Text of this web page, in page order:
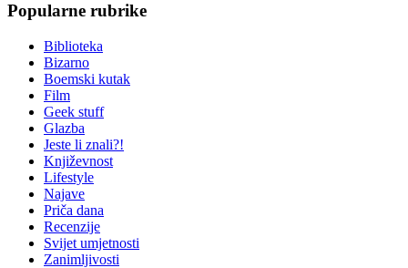
Popularne rubrike
Biblioteka
Bizarno
Boemski kutak
Film
Geek stuff
Glazba
Jeste li znali?!
Književnost
Lifestyle
Najave
Priča dana
Recenzije
Svijet umjetnosti
Zanimljivosti